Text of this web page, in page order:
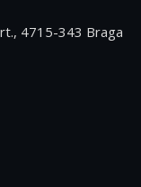
4715-343 Braga